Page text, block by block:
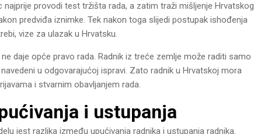
najprije provodi test tržišta rada, a zatim traži mišljenje Hrvatskog
predviđa iznimke. Tek nakon toga slijedi postupak ishođenja
vize za ulazak u Hrvatsku.
daje opće pravo rada. Radnik iz treće zemlje može raditi samo
u odgovarajućoj ispravi. Zato radnik u Hrvatskoj mora
i stvarnim obavljanjem rada.
i ustupanja
jest razlika između upućivanja radnika i ustupanja radnika.